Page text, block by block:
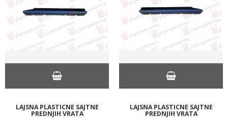
LAJSNA PLASTICNE SAJTNE
PREDNJIH VRATA
LAJSNA PLASTICNE SAJTNE
PREDNJIH VRATA